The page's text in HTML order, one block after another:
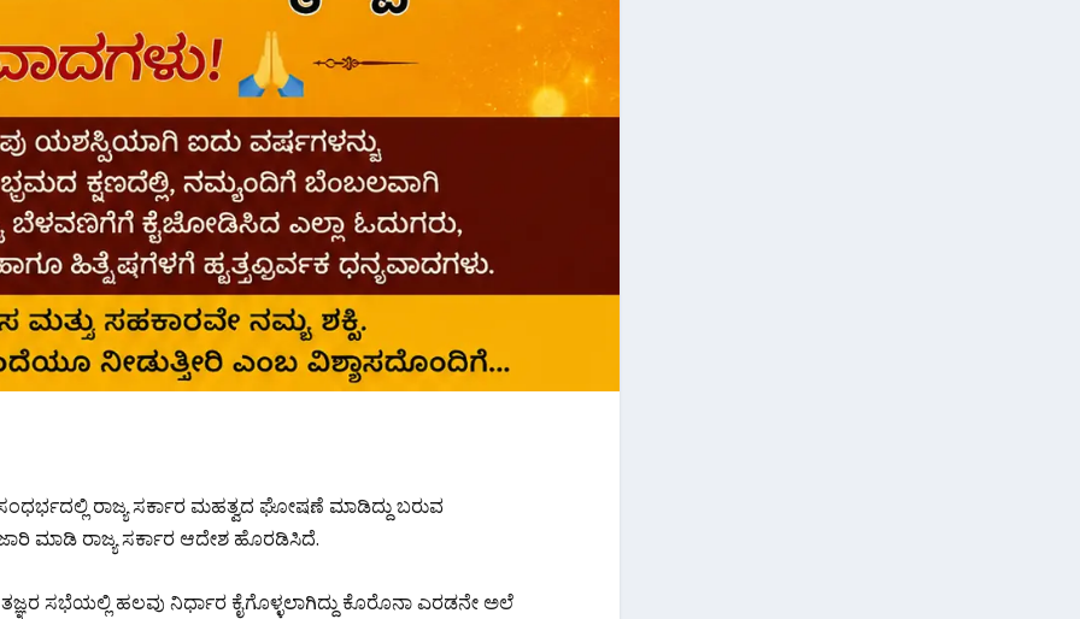
ರಾಜ್ಯ ಸರ್ಕಾರ ಮಹತ್ವದ ಘೋಷಣೆ ಮಾಡಿದ್ದು ಬರುವ
ಮಾಡಿ ರಾಜ್ಯ ಸರ್ಕಾರ ಆದೇಶ ಹೊರಡಿಸಿದೆ.
ಸಭೆಯಲ್ಲಿ ಹಲವು ನಿರ್ಧಾರ ಕೈಗೊಳ್ಳಲಾಗಿದ್ದು ಕೊರೊನಾ ಎರಡನೇ ಅಲೆ